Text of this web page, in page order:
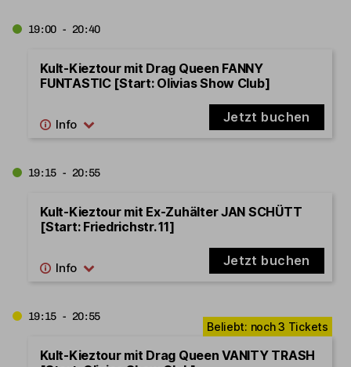
19:00 - 20:40
Kult-Kieztour mit Drag Queen FANNY
FUNTASTIC [Start: Olivias Show Club]
Jetzt buchen
19:15 - 20:55
Kult-Kieztour mit Ex-Zuhälter JAN SCHÜTT
[Start: Friedrichstr. 11]
Jetzt buchen
19:15 - 20:55
Kult-Kieztour mit Drag Queen VANITY TRASH